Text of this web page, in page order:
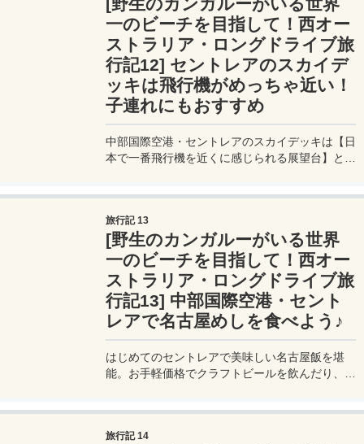
一のビーチを目指して！西オー
ストラリア・ロングドライブ旅
行記12] セントレアのスカイデ
ッキは飛行機がめっちゃ近い！
子連れにもおすすめ
中部国際空港・セントレアのスカイデッキは【日
本で一番飛行機を近くに感じられる展望台】とし
旅行記 13
[野生のカンガルーがいる世界
一のビーチを目指して！西オー
ストラリア・ロングドライブ旅
行記13] 中部国際空港・セント
レアで名古屋めしを食べよう♪
はじめてのセントレアで美味しい名古屋飯を堪
能。お手軽価格でクラフトビールを飲んだり、名
旅行記 14